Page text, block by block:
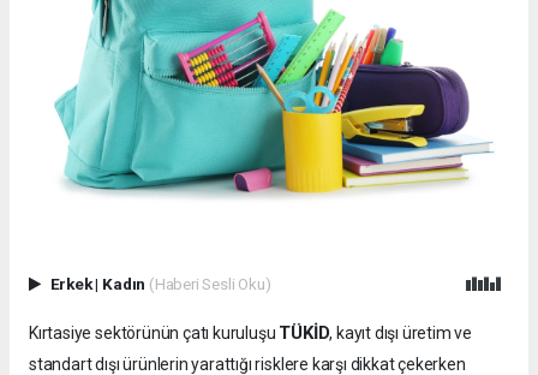
Erkek| Kadın (Haberi Sesli Oku)
Kırtasiye sektörünün çatı kuruluşu TÜKİD, kayıt dışı üretim ve
standart dışı ürünlerin yarattığı risklere karşı dikkat çekerken